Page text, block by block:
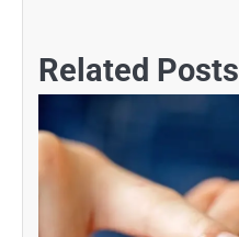
Related Posts